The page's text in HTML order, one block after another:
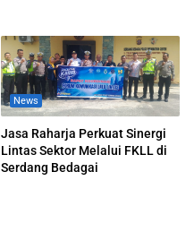
News
Jasa Raharja Perkuat Sinergi
Lintas Sektor Melalui FKLL di
Serdang Bedagai